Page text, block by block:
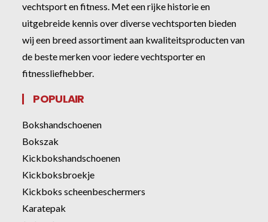
vechtsport en fitness. Met een rijke historie en
uitgebreide kennis over diverse vechtsporten bieden
wij een breed assortiment aan kwaliteitsproducten van
de beste merken voor iedere vechtsporter en
fitnessliefhebber.
POPULAIR
Bokshandschoenen
Bokszak
Kickbokshandschoenen
Kickboksbroekje
Kickboks scheenbeschermers
Karatepak